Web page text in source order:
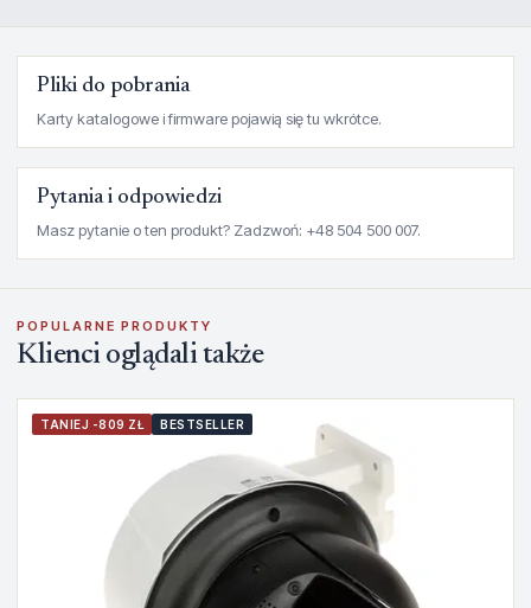
Pliki do pobrania
Karty katalogowe i firmware pojawią się tu wkrótce.
Pytania i odpowiedzi
Masz pytanie o ten produkt? Zadzwoń: +48 504 500 007.
POPULARNE PRODUKTY
Klienci oglądali także
TANIEJ -809 ZŁ BESTSELLER